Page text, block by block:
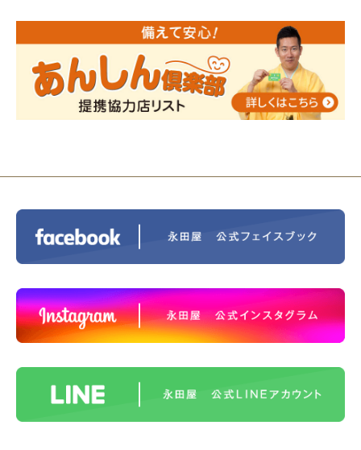
人形供養 寄付のご報告
2023/12/16終活なるほど教室＠小さな家族葬ハウ
ス®上鶴間 エンディングノートを書いてみよう！
2023/11/29 永田屋創業110周年記念式典 レンブラ
ントホテル東京町田